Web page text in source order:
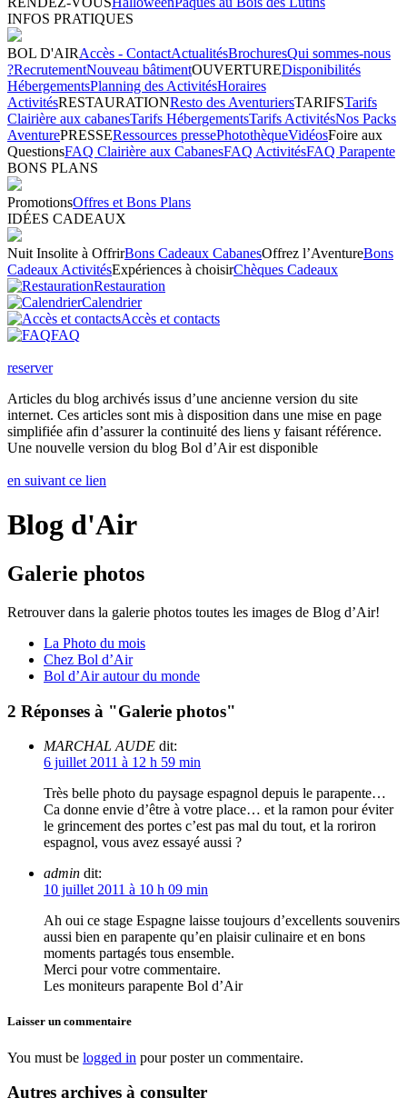
INFOS PRATIQUES
BOL D'AIRAccès - ContactActualitésBrochuresQui sommes-nous
?RecrutementNouveau bâtimentOUVERTUREDisponibilités
HébergementsPlanning des ActivitésHoraires
ActivitésRESTAURATIONResto des AventuriersTARIFSTarifs
Clairière aux cabanesTarifs HébergementsTarifs ActivitésNos Packs
AventurePRESSERessources pressePhotothèqueVidéosFoire aux
QuestionsFAQ Clairière aux CabanesFAQ ActivitésFAQ Parapente
BONS PLANS
PromotionsOffres et Bons Plans
IDÉES CADEAUX
Nuit Insolite à OffrirBons Cadeaux CabanesOffrez l’AventureBons
Cadeaux ActivitésExpériences à choisirChèques Cadeaux
Restauration
Calendrier
Accès et contacts
FAQ
reserver
Articles du blog archivés issus d’une ancienne version du site
internet. Ces articles sont mis à disposition dans une mise en page
simplifiée afin d’assurer la continuité des liens y faisant référence.
Une nouvelle version du blog Bol d’Air est disponible
en suivant ce lien
Blog d'Air
Galerie photos
Retrouver dans la galerie photos toutes les images de Blog d’Air!
La Photo du mois
Chez Bol d’Air
Bol d’Air autour du monde
2 Réponses à "Galerie photos"
MARCHAL AUDE dit:
6 juillet 2011 à 12 h 59 min
Très belle photo du paysage espagnol depuis le parapente…
Ca donne envie d’être à votre place… et la ramon pour éviter
le grincement des portes c’est pas mal du tout, et la roriron
espagnol, vous avez essayé aussi ?
admin dit:
10 juillet 2011 à 10 h 09 min
Ah oui ce stage Espagne laisse toujours d’excellents souvenirs
aussi bien en parapente qu’en plaisir culinaire et en bons
moments partagés tous ensemble.
Merci pour votre commentaire.
Les moniteurs parapente Bol d’Air
Laisser un commentaire
You must be logged in pour poster un commentaire.
Autres archives à consulter